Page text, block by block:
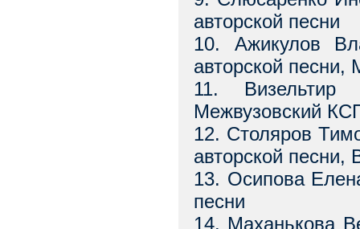
авторской песни
10. Ажикулов
авторской
11.
Межвузовский
12. Столяров
авторской
13. Осипова
песни
14. Маханькова